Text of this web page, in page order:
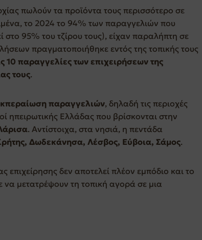
πωλούν τα προϊόντα τους περισσότερο σε
το 2024 το 94% των παραγγελιών που
95% του τζίρου τους), είχαν παραλήπτη σε
πραγματοποιήθηκε εντός της τοπικής τους
10 παραγγελίες των επιχειρήσεων της
τους.
παραγγελιών, δηλαδή τις περιοχές
ηπειρωτικής Ελλάδας που βρίσκονται στην
. Αντίστοιχα, στα νησιά, η πεντάδα
Δωδεκάνησα, Λέσβος, Εύβοια, Σάμος.
επιχείρησης δεν αποτελεί πλέον εμπόδιο και το
μετατρέψουν τη τοπική αγορά σε μια